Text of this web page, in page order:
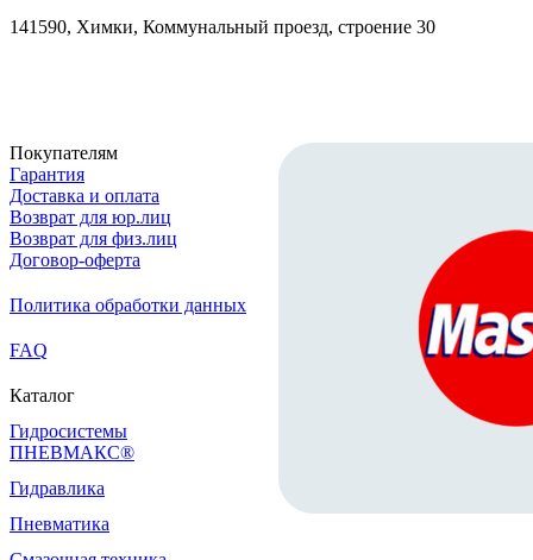
141590, Химки, Коммунальный проезд, строение 30
Покупателям
Гарантия
Доставка и оплата
Возврат для юр.лиц
Возврат для физ.лиц
Договор-оферта
Политика обработки данных
FAQ
Каталог
Гидросистемы
ПНЕВМАКС®
Гидравлика
Пневматика